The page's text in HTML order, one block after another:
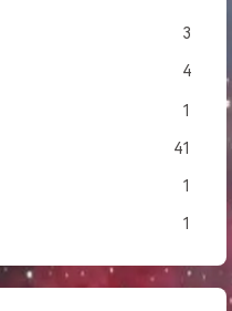
3
4
1
41
1
1